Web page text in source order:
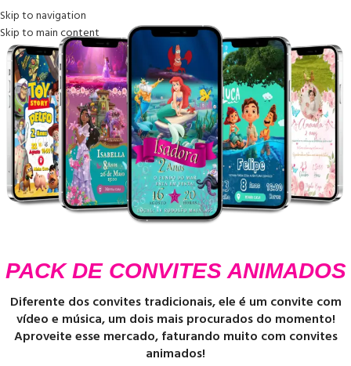
Skip to navigation
Skip to main content
PACK DE CONVITES ANIMADOS
Diferente dos convites tradicionais, ele é um convite com
vídeo e música, um dois mais procurados do momento!
Aproveite esse mercado, faturando muito com convites
animados!